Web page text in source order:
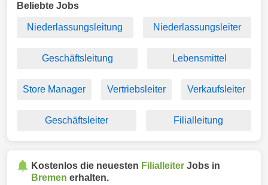
Beliebte Jobs
Niederlassungsleitung Niederlassungsleiter
Geschäftsleitung Lebensmittel
Store Manager Vertriebsleiter Verkaufsleiter
Geschäftsleiter Filialleitung
Kostenlos die neuesten Filialleiter Jobs in
Bremen erhalten.